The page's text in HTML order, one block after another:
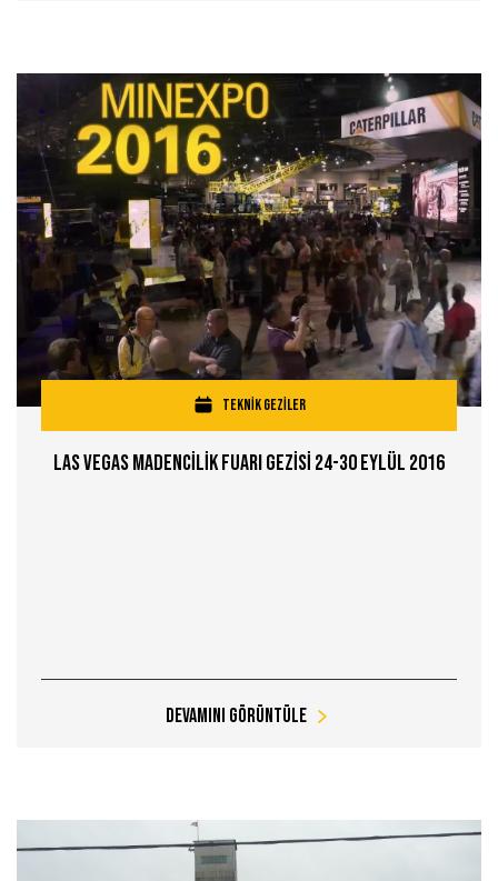
TEKNİK GEZİLER
Las Vegas Madencİlİk Fuarı Gezİsİ 24-30 Eylül 2016
Devamını Görüntüle